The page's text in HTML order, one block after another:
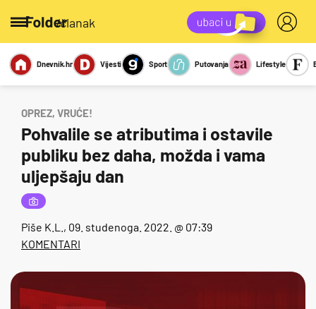
/članak
Miks Kviz
Report
Sexy
Dnevnik.hr Vijesti Sport Putovanja Lifestyle
OPREZ, VRUĆE!
Pohvalile se atributima i ostavile
publiku bez daha, možda i vama
uljepšaju dan
Piše K.L. , 09. studenoga. 2022. @ 07:39
KOMENTARI